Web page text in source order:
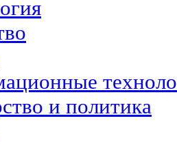
и политика